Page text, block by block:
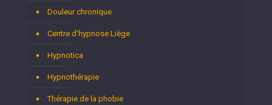
Douleur chronique
Centre d’hypnose Liège
Hypnotica
Hypnothérapie
Thérapie de la phobie